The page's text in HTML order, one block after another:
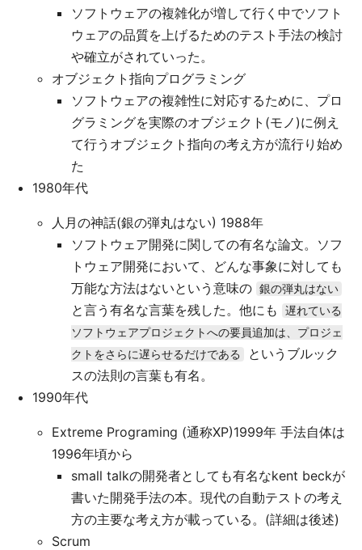
ソフトウェアの複雑化が増して行く中でソフト
ウェアの品質を上げるためのテスト手法の検討
や確立がされていった。
オブジェクト指向プログラミング
ソフトウェアの複雑性に対応するために、プロ
グラミングを実際のオブジェクト(モノ)に例え
て行うオブジェクト指向の考え方が流行り始め
た
1980年代
人月の神話(銀の弾丸はない) 1988年
ソフトウェア開発に関しての有名な論文。ソフ
トウェア開発において、どんな事象に対しても
万能な方法はないという意味の 銀の弾丸はない
と言う有名な言葉を残した。他にも
遅れている
ソフトウェアプロジェクトへの要員追加は、プロジェ
クトをさらに遅らせるだけである
というブルック
スの法則の言葉も有名。
1990年代
Extreme Programing (通称XP)1999年 手法自体は
1996年頃から
small talkの開発者としても有名なkent beckが
書いた開発手法の本。現代の自動テストの考え
方の主要な考え方が載っている。(詳細は後述)
Scrum